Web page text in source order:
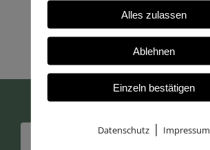
Alles zulassen
Ablehnen
Einzeln bestätigen
Datenschutz | Impressum